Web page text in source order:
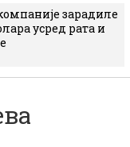
зарадиле
усред рата и